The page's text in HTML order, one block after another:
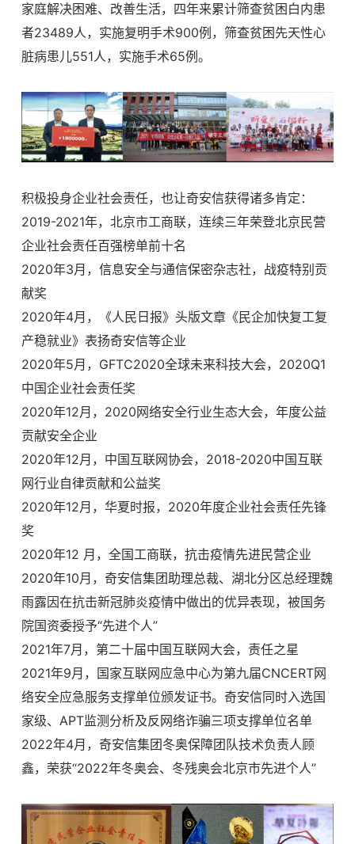
家庭解决困难、改善生活，四年来累计筛查贫困白内患
者23489人，实施复明手术900例，筛查贫困先天性心
脏病患儿551人，实施手术65例。
积极投身企业社会责任，也让奇安信获得诸多肯定：
2019-2021年，北京市工商联，连续三年荣登北京民营
企业社会责任百强榜单前十名
2020年3月，信息安全与通信保密杂志社，战疫特别贡
献奖
2020年4月，《人民日报》头版文章《民企加快复工复
产稳就业》表扬奇安信等企业
2020年5月，GFTC2020全球未来科技大会，2020Q1
中国企业社会责任奖
2020年12月，2020网络安全行业生态大会，年度公益
贡献安全企业
2020年12月，中国互联网协会，2018-2020中国互联
网行业自律贡献和公益奖
2020年12月，华夏时报，2020年度企业社会责任先锋
奖
2020年12 月，全国工商联，抗击疫情先进民营企业
2020年10月，奇安信集团助理总裁、湖北分区总经理魏
雨露因在抗击新冠肺炎疫情中做出的优异表现，被国务
院国资委授予“先进个人”
2021年7月，第二十届中国互联网大会，责任之星
2021年9月，国家互联网应急中心为第九届CNCERT网
络安全应急服务支撑单位颁发证书。奇安信同时入选国
家级、APT监测分析及反网络诈骗三项支撑单位名单
2022年4月，奇安信集团冬奥保障团队技术负责人顾
鑫，荣获“2022年冬奥会、冬残奥会北京市先进个人”